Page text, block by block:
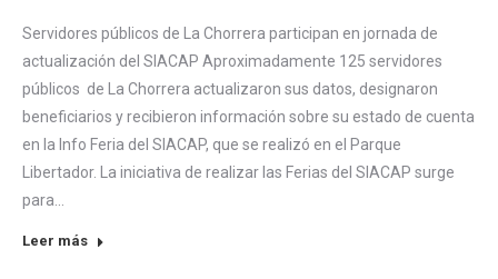
Servidores públicos de La Chorrera participan en jornada de
actualización del SIACAP Aproximadamente 125 servidores
públicos de La Chorrera actualizaron sus datos, designaron
beneficiarios y recibieron información sobre su estado de cuenta
en la Info Feria del SIACAP, que se realizó en el Parque
Libertador. La iniciativa de realizar las Ferias del SIACAP surge
para…
Leer más